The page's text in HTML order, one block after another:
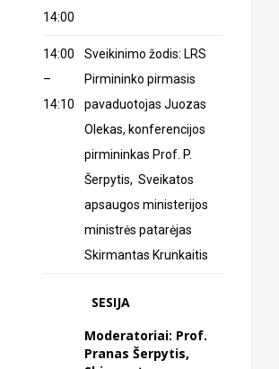
14:00
14:00
–
14:10
Sveikinimo žodis: LRS
Pirmininko pirmasis
pavaduotojas Juozas
Olekas, konferencijos
pirmininkas Prof. P.
Šerpytis, Sveikatos
apsaugos ministerijos
ministrės patarėjas
Skirmantas Krunkaitis
SESIJA
Moderatoriai: Prof.
Pranas Šerpytis,